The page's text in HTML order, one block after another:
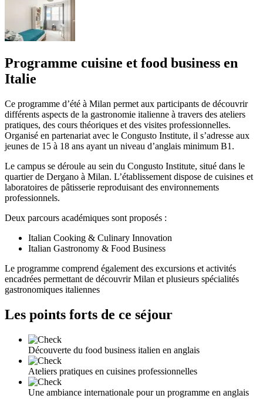
Programme cuisine et food business en
Italie
Ce programme d’été à Milan permet aux participants de découvrir
différents aspects de la gastronomie italienne à travers des ateliers
pratiques, des cours théoriques et des visites professionnelles.
Organisé en partenariat avec le Congusto Institute, il s’adresse aux
jeunes de 15 à 18 ans ayant un niveau d’anglais minimum B1.
Le campus se déroule au sein du Congusto Institute, situé dans le
quartier de Dergano à Milan. L’établissement dispose de cuisines et
laboratoires de pâtisserie reproduisant des environnements
professionnels.
Deux parcours académiques sont proposés :
Italian Cooking & Culinary Innovation
Italian Gastronomy & Food Business
Le programme comprend également des excursions et activités
encadrées permettant de découvrir Milan et plusieurs spécialités
gastronomiques italiennes
Les points forts de ce séjour
Découverte du food business italien en anglais
Ateliers pratiques en cuisines professionnelles
Une ambiance internationale pour un programme en anglais